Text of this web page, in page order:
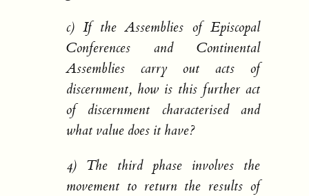
c) If the Assemblies of Episcopal
Conferences and Continental
Assemblies carry out acts of
discernment, how is this further act
of discernment characterised and
what value does it have?
4) The third phase involves the
movement to return the results of